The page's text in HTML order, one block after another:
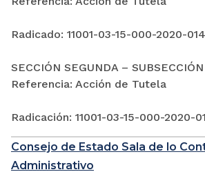
Radicado: 11001-03-15-000-2020-
SECCIÓN SEGUNDA – SUBSECCIÓN
Referencia: Acción de Tutela
Radicación: 11001-03-15-000-2020-
Consejo de Estado Sala de lo
Administrativo